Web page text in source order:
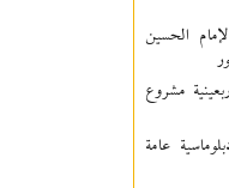
الحسين
مشروع
عامة